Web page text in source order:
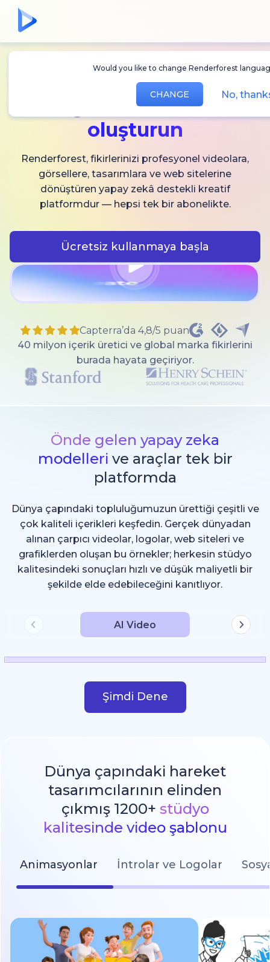
Would you like to change Renderforest
CHANGE No,
AI video,
görsel ve ses
oluşturun
Renderforest, fikirlerinizi profesyonel videolara,
görsellere, tasarımlara ve web sitelerine
dönüştüren yapay zekâ destekli kreatif
platformdur — hepsi tek bir abonelikte.
Ücretsiz kullanmaya başla
Capterra’da 4,8/5 puan
40 milyon içerik üretici ve global marka fikirlerini
burada hayata geçiriyor.
Önde gelen yapay zeka
modelleri ve araçlar tek bir
platformda
Dünya çapındaki topluluğumuzun ürettiği çeşitli ve
çok kaliteli içerikleri keşfedin. Gerçek dünyadan
alınan çarpıcı videolar, logolar, web siteleri ve
grafiklerden oluşan bu örnekler; herkesin stüdyo
kalitesindeki sonuçları hızlı ve düşük maliyetli bir
şekilde elde edebileceğini kanıtlıyor.
AI Video
Şimdi Dene
Dünya çapındaki hareket
tasarımcılarının elinden
çıkmış 1200+ stüdyo
kalitesinde video şablonu
Animasyonlar İntrolar ve Logolar